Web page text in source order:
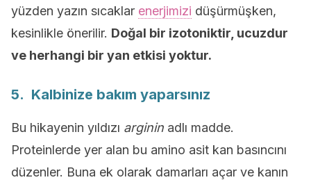
yüzden yazın sıcaklar enerjimizi düşürmüşken,
kesinlikle önerilir. Doğal bir izotoniktir, ucuzdur
ve herhangi bir yan etkisi yoktur.
5. Kalbinize bakım yaparsınız
Bu hikayenin yıldızı arginin adlı madde.
Proteinlerde yer alan bu amino asit kan basıncını
düzenler. Buna ek olarak damarları açar ve kanın